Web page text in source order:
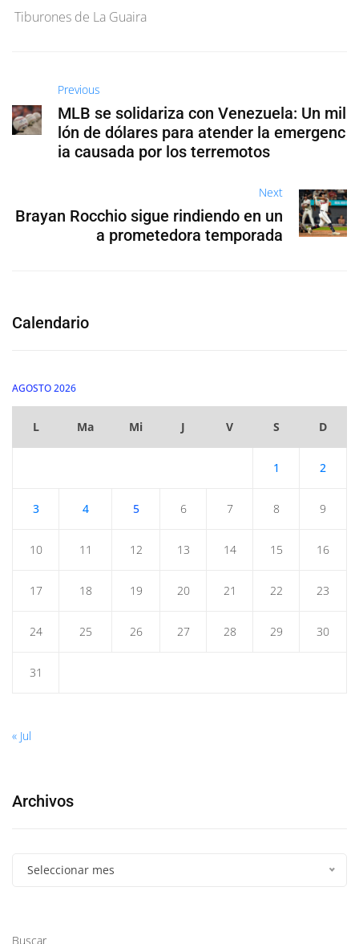
Tiburones de La Guaira
Previous
MLB se solidariza con Venezuela: Un mil
lón de dólares para atender la emergenc
ia causada por los terremotos
Next
Brayan Rocchio sigue rindiendo en un
a prometedora temporada
Calendario
AGOSTO 2026
L Ma Mi J V S D
1 2
3 4 5 6 7 8 9
10 11 12 13 14 15 16
17 18 19 20 21 22 23
24 25 26 27 28 29 30
31
« Jul
Archivos
Seleccionar mes
Buscar